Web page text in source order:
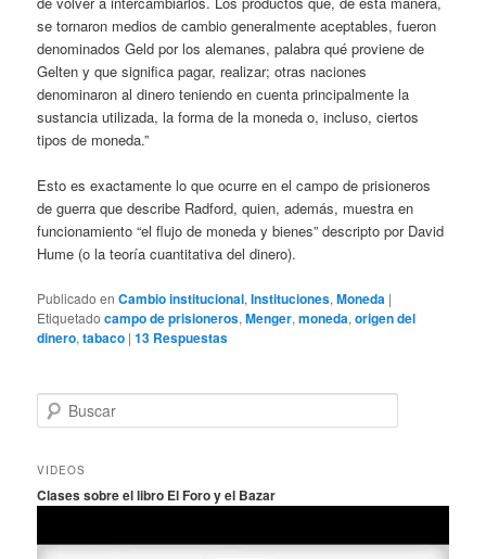
se tornaron medios de cambio generalmente aceptables, fueron
denominados Geld por los alemanes, palabra qué proviene de
Gelten y que significa pagar, realizar; otras naciones
denominaron al dinero teniendo en cuenta principalmente la
sustancia utilizada, la forma de la moneda o, incluso, ciertos
tipos de moneda.”
Esto es exactamente lo que ocurre en el campo de prisioneros
de guerra que describe Radford, quien, además, muestra en
funcionamiento “el flujo de moneda y bienes” descripto por David
Hume (o la teoría cuantitativa del dinero).
Publicado en Cambio institucional,Instituciones,Moneda |
Etiquetado campo de prisioneros,Menger,moneda,origen del
dinero,tabaco |13 Respuestas
u
c
r
VIDEOS
Clases sobre el libro El Foro y el Bazar